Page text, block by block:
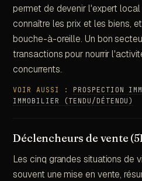
permet de devenir l'expert
connaître les prix et les biens,
bouche-à-oreille. Un bon
transactions pour nourrir
concurrents.
VOIR AUSSI : PROSPECTION
IMMOBILIER (TENDU/DÉTENDU)
Déclencheurs de vente
Les cinq grandes situations de
souvent une mise en vente,